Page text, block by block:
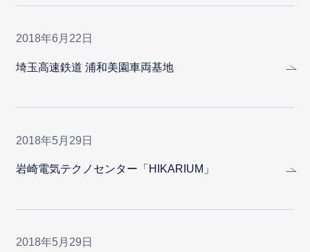
2018年6月22日
埼玉高速鉄道 浦和美園車両基地
2018年5月29日
岩崎電気テクノセンター「HIKARIUM」
2018年5月29日